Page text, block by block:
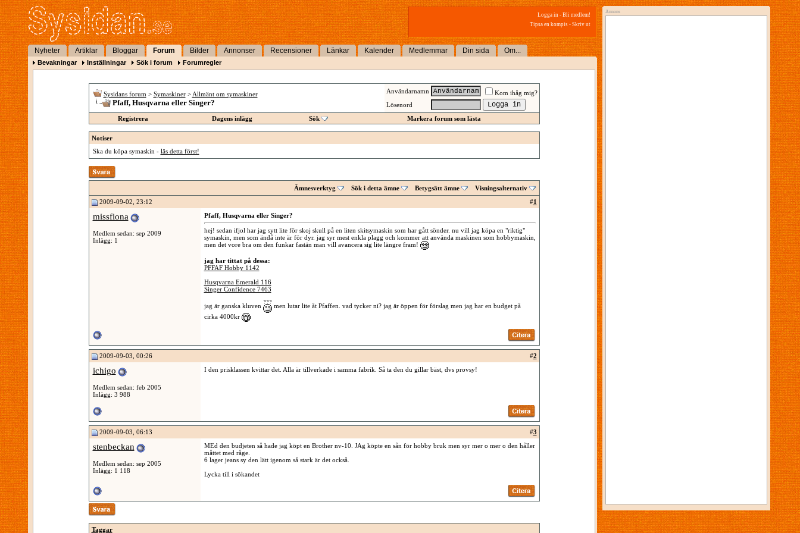
Logga in - Bli medlem!
Tipsa en kompis - Skriv ut
Nyheter Artiklar Bloggar Forum Bilder Annonser Recensioner Länkar Kalender Medlemmar Din sida Om...
Bevakningar Inställningar Sök i forum Forumregler
Sysidans forum > Symaskiner > Allmänt om symaskiner
Pfaff, Husqvarna eller Singer?
Användarnamn
Kom ihåg mig?
Lösenord
Registrera
Dagens inlägg Sök Markera forum som lästa
Notiser
Ska du köpa symaskin - läs detta först!
Ämnesverktyg Sök i detta ämne Betygsätt ämne
Visningsalternativ
2009-09-02, 23:12
#1
missfiona
Medlem sedan: sep 2009
Inlägg: 1
Pfaff, Husqvarna eller Singer?
hej! sedan ifjol har jag sytt lite för skoj skull på en liten skitsymaskin som har gått sönder. nu vill jag köpa en "riktig"
symaskin, men som ändå inte är för dyr. jag syr mest enkla plagg och kommer att använda maskinen som hobbymaskin,
men det vore bra om den funkar fastän man vill avancera sig lite längre fram!
jag har tittat på dessa:
PFFAF Hobby 1142
Husqvarna Emerald 116
Singer Confidence 7463
jag är ganska kluven
men lutar lite åt Pfaffen. vad tycker ni? jag är öppen för förslag men jag har en budget på
cirka 4000kr
2009-09-03, 00:26 #2
ichigo
Medlem sedan: feb 2005
Inlägg: 3 988
I den prisklassen kvittar det. Alla är tillverkade i samma fabrik. Så ta den du gillar bäst, dvs provsy!
2009-09-03, 06:13 #3
stenbeckan
Medlem sedan: sep 2005
Inlägg: 1 118
MEd den budjeten så hade jag köpt en Brother nv-10. JAg köpte en sån för hobby bruk men syr mer o mer o den håller
måttet med råge.
6 lager jeans sy den lätt igenom så stark är det också.
Lycka till i sökandet
Taggar
Annons